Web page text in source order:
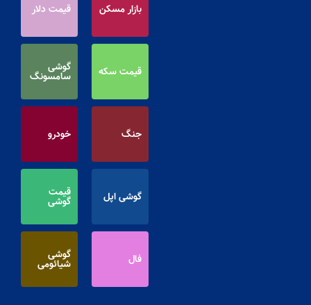
بازار مسکن قیمت دلار
قیمت سکه گوشی
سامسونگ
جنگ خودرو
گوشی اپل قیمت
گوشی
فال گوشی
شیائومی